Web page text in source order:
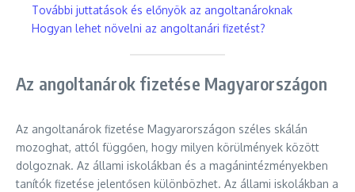
További juttatások és előnyök az angoltanároknak
Hogyan lehet növelni az angoltanári fizetést?
Az angoltanárok fizetése Magyarországon
Az angoltanárok fizetése Magyarországon széles skálán
mozoghat, attól függően, hogy milyen körülmények között
dolgoznak. Az állami iskolákban és a magánintézményekben
tanítók fizetése jelentősen különbözhet. Az állami iskolákban a